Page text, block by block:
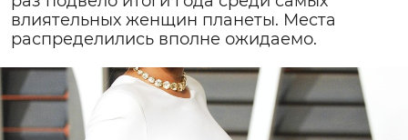
влиятельных женщин планеты. Места
распределились вполне ожидаемо.